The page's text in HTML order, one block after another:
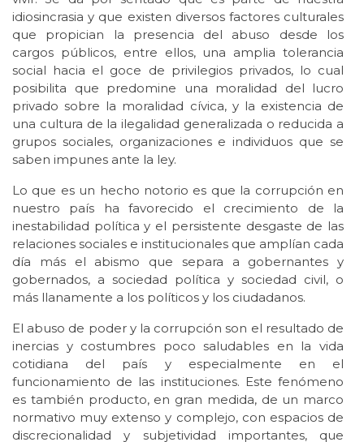
idiosincrasia y que existen diversos factores culturales
que propician la presencia del abuso desde los
cargos públicos, entre ellos, una amplia tolerancia
social hacia el goce de privilegios privados, lo cual
posibilita que predomine una moralidad del lucro
privado sobre la moralidad cívica, y la existencia de
una cultura de la ilegalidad generalizada o reducida a
grupos sociales, organizaciones e individuos que se
saben impunes ante la ley.
Lo que es un hecho notorio es que la corrupción en
nuestro país ha favorecido el crecimiento de la
inestabilidad política y el persistente desgaste de las
relaciones sociales e institucionales que amplían cada
día más el abismo que separa a gobernantes y
gobernados, a sociedad política y sociedad civil, o
más llanamente a los políticos y los ciudadanos.
El abuso de poder y la corrupción son el resultado de
inercias y costumbres poco saludables en la vida
cotidiana del país y especialmente en el
funcionamiento de las instituciones. Este fenómeno
es también producto, en gran medida, de un marco
normativo muy extenso y complejo, con espacios de
discrecionalidad y subjetividad importantes, que